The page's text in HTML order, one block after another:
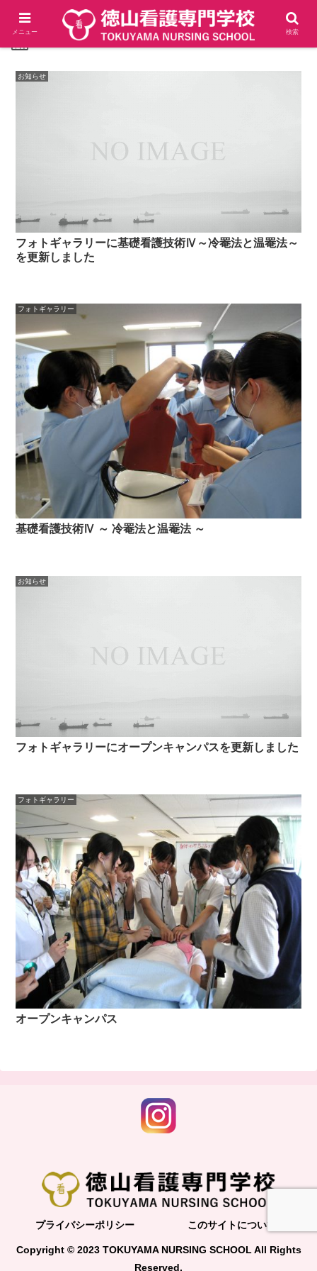
2025-08
お知らせ
フォトギャラリーに基礎看護技術Ⅳ～冷罨法と温罨法～
を更新しました
フォトギャラリー
基礎看護技術Ⅳ ～ 冷罨法と温罨法 ～
お知らせ
フォトギャラリーにオープンキャンパスを更新しました
フォトギャラリー
オープンキャンパス
プライバシーポリシー このサイトについて
Copyright © 2023 TOKUYAMA NURSING SCHOOL All Rights
Reserved.
メニュー 検索